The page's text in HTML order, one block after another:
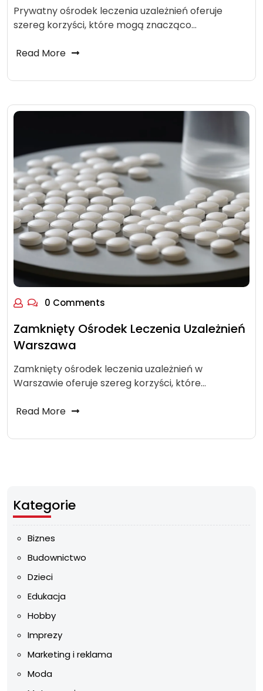
Prywatny ośrodek leczenia uzależnień oferuje
szereg korzyści, które mogą znacząco…
Read More
0 Comments
Zamknięty Ośrodek Leczenia Uzależnień
Warszawa
Zamknięty ośrodek leczenia uzależnień w
Warszawie oferuje szereg korzyści, które…
Read More
Kategorie
Biznes
Budownictwo
Dzieci
Edukacja
Hobby
Imprezy
Marketing i reklama
Moda